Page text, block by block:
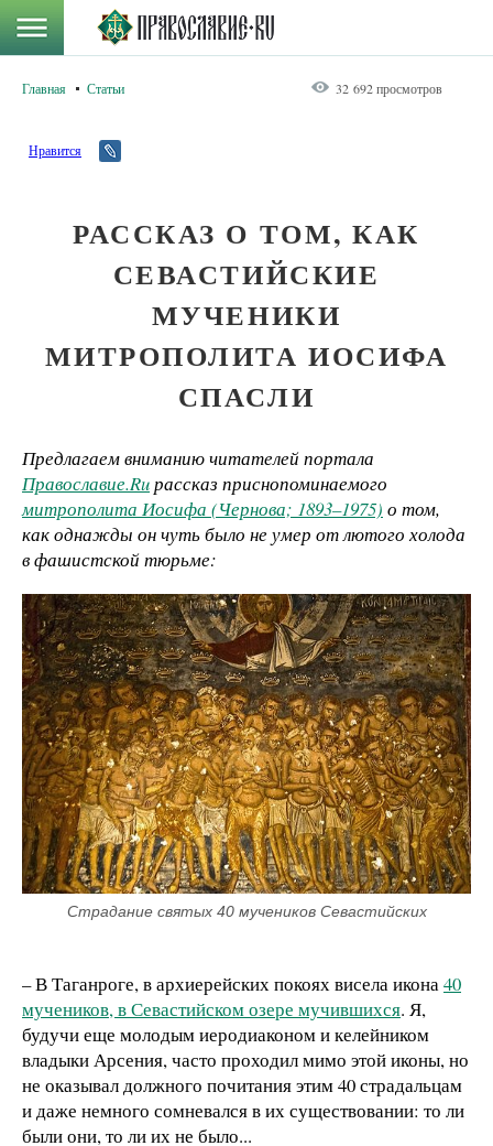
Главная Статьи 32 692 просмотров
Нравится
РАССКАЗ О ТОМ, КАК
СЕВАСТИЙСКИЕ
МУЧЕНИКИ
МИТРОПОЛИТА ИОСИФА
СПАСЛИ
Предлагаем вниманию читателей портала
Православие.Ruрассказ приснопоминаемого
митрополита Иосифа (Чернова; 1893–1975) о том,
как однажды он чуть было не умер от лютого холода
в фашистской тюрьме:
Страдание святых 40 мучеников Севастийских
– В Таганроге, в архиерейских покоях висела икона40
мучеников, в Севастийском озере мучившихся. Я,
будучи еще молодым иеродиаконом и келейником
владыки Арсения, часто проходил мимо этой иконы, но
не оказывал должного почитания этим 40 страдальцам
и даже немного сомневался в их существовании: то ли
были они, то ли их не было...